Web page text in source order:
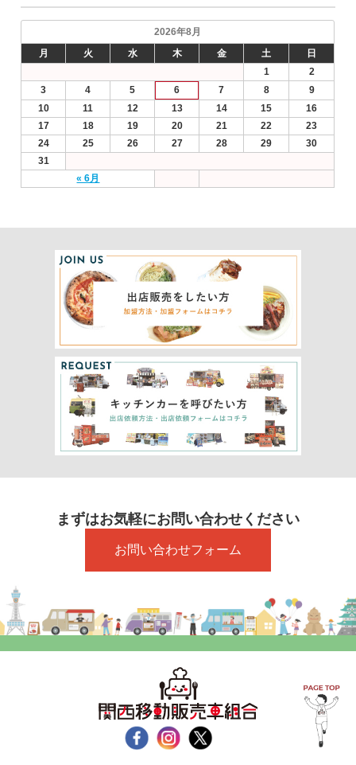
2026年8月
月
火 水 木 金 土 日
« 6月
1
2
3
4 5 6 7 8
9
10
11 12 13 14 15
16
17
18 19 20 21 22
23
24
25 26 27 28 29
30
31
まずはお気軽にお問い合わせください
お問い合わせフォーム